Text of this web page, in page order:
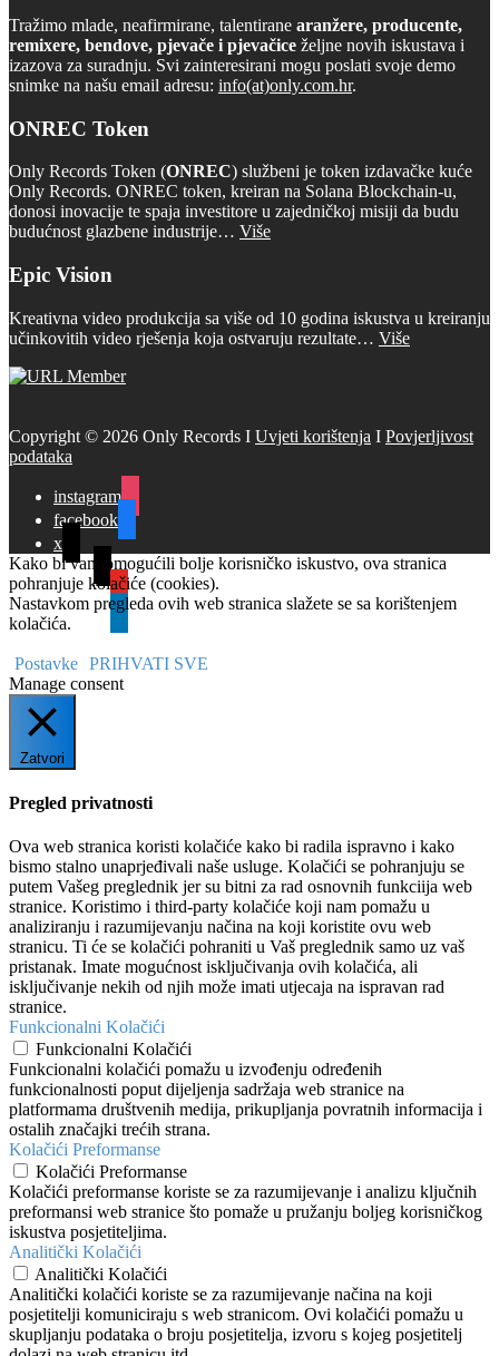
Tražimo mlade, neafirmirane, talentirane aranžere, producente,
remixere, bendove, pjevače i pjevačice željne novih iskustava i
izazova za suradnju. Svi zainteresirani mogu poslati svoje demo
snimke na našu email adresu: info(at)only.com.hr.
ONREC Token
Only Records Token (ONREC) službeni je token izdavačke kuće
Only Records. ONREC token, kreiran na Solana Blockchain-u,
donosi inovacije te spaja investitore u zajedničkoj misiji da budu
budućnost glazbene industrije… Više
Epic Vision
Kreativna video produkcija sa više od 10 godina iskustva u kreiranju
učinkovitih video rješenja koja ostvaruju rezultate… Više
Copyright © 2026 Only Records I Uvjeti korištenja I Povjerljivost
podataka
instagram
facebook
x
tiktok
youtube
linkedin
Kako bi vam omogućili bolje korisničko iskustvo, ova stranica
pohranjuje kolačiće (cookies).
Nastavkom pregleda ovih web stranica slažete se sa korištenjem
kolačića.
Postavke PRIHVATI SVE
Manage consent
Zatvori
Pregled privatnosti
Ova web stranica koristi kolačiće kako bi radila ispravno i kako
bismo stalno unaprjeđivali naše usluge. Kolačići se pohranjuju se
putem Vašeg preglednik jer su bitni za rad osnovnih funkciija web
stranice. Koristimo i third-party kolačiće koji nam pomažu u
analiziranju i razumijevanju načina na koji koristite ovu web
stranicu. Ti će se kolačići pohraniti u Vaš preglednik samo uz vaš
pristanak. Imate mogućnost isključivanja ovih kolačića, ali
isključivanje nekih od njih može imati utjecaja na ispravan rad
stranice.
Funkcionalni Kolačići
Funkcionalni Kolačići
Funkcionalni kolačići pomažu u izvođenju određenih
funkcionalnosti poput dijeljenja sadržaja web stranice na
platformama društvenih medija, prikupljanja povratnih informacija i
ostalih značajki trećih strana.
Kolačići Preformanse
Kolačići Preformanse
Kolačići preformanse koriste se za razumijevanje i analizu ključnih
preformansi web stranice što pomaže u pružanju boljeg korisničkog
iskustva posjetiteljima.
Analitički Kolačići
Analitički Kolačići
Analitički kolačići koriste se za razumijevanje načina na koji
posjetitelji komuniciraju s web stranicom. Ovi kolačići pomažu u
skupljanju podataka o broju posjetitelja, izvoru s kojeg posjetitelj